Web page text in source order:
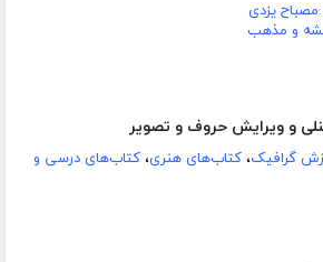
یزدی
و مذهب
و ویرایش حروف و تصویر
گرافیک، کتاب‌های هنری، کتاب‌های درسی و